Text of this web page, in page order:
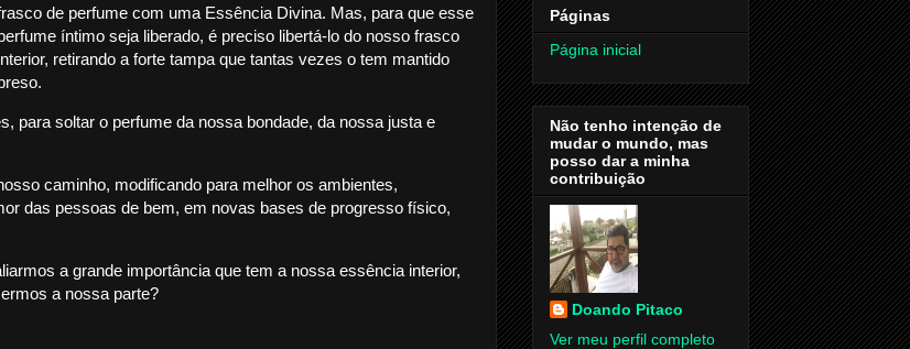
de perfume com uma Essência Divina. Mas, para que esse
íntimo seja liberado, é preciso libertá-lo do nosso frasco
retirando a forte tampa que tantas vezes o tem mantido
para soltar o perfume da nossa bondade, da nossa justa e
caminho, modificando para melhor os ambientes,
das pessoas de bem, em novas bases de progresso físico,
a grande importância que tem a nossa essência interior,
a nossa parte?
Páginas
Página inicial
Não tenho intenção de
mudar o mundo, mas
posso dar a minha
contribuição
Doando Pitaco
Ver meu perfil completo